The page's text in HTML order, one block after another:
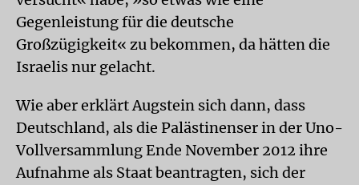
Gegenleistung für die deutsche
Großzügigkeit« zu bekommen, da hätten die
Israelis nur gelacht.
Wie aber erklärt Augstein sich dann, dass
Deutschland, als die Palästinenser in der Uno-
Vollversammlung Ende November 2012 ihre
Aufnahme als Staat beantragten, sich der